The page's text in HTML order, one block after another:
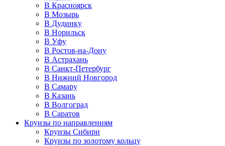
В Красноярск
В Мозырь
В Дудинку
В Норильск
В Уфу
В Ростов-на-Дону
В Астрахань
В Санкт-Петербург
В Нижний Новгород
В Самару
В Казань
В Волгоград
В Саратов
Круизы по направлениям
Круизы Сибири
Круизы по золотому кольцу